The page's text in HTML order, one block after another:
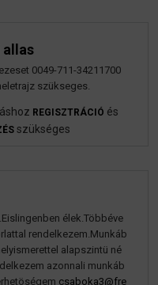
0049-711-34211700
szükseges.
REGISZTRÁCIÓ és
szükséges
élek.Többéve
rendelkezem.Munkáb
alapszintü né
azonnali munkáb
csaboka3@fre